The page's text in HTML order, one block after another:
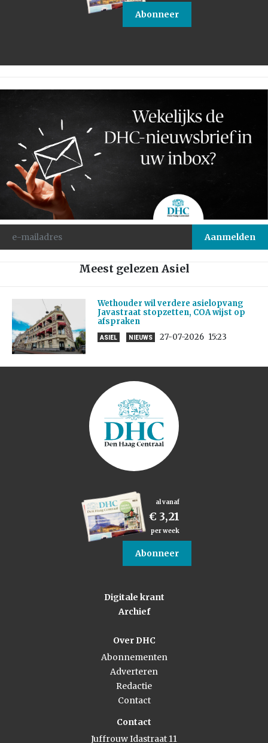
Abonneer
Meest gelezen Asiel
Wethouder wil verdere asielopvang
Javastraat stopzetten, COA wijst op
afspraken
ASIEL NIEUWS 27-07-2026 15:23
al vanaf
€ 3,21
per week
Abonneer
Digitale krant
Archief
Over DHC
Abonnementen
Adverteren
Redactie
Contact
Contact
Juffrouw Idastraat 11